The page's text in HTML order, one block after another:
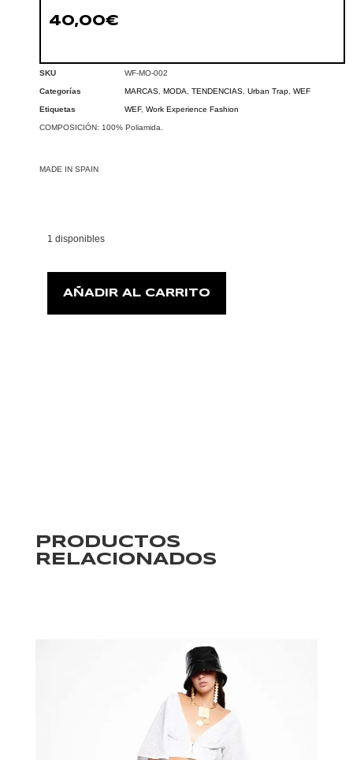
40,00€
SKU WF-MO-002
Categorías MARCAS, MODA, TENDENCIAS, Urban Trap, WEF
Etiquetas WEF, Work Experience Fashion
COMPOSICIÓN: 100% Poliamida.
MADE IN SPAIN
1 disponibles
AÑADIR AL CARRITO
PRODUCTOS
RELACIONADOS